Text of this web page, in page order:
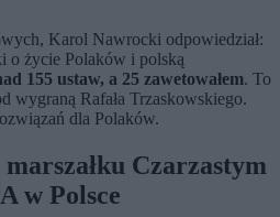
Karol Nawrocki odpowiedział:
o życie Polaków i polską
155 ustaw, a 25 zawetowałem. To
wygraną Rafała Trzaskowskiego.
dla Polaków.
Czarzastym
w Polsce